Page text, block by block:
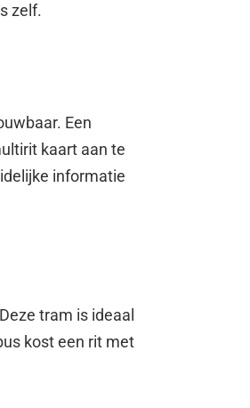
zelf.
Een
kaart aan te
informatie
tram is ideaal
kost een rit met